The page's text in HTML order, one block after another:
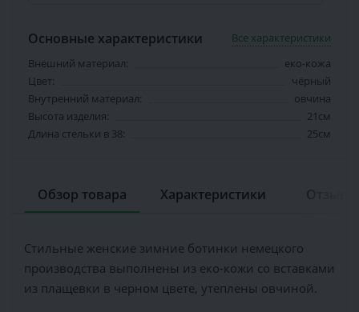
Основные характеристики
Все характеристики
Внешний материал:
еко-кожа
Цвет:
чёрный
Внутренний материал:
овчина
Высота изделия:
21см
Длина стельки в 38:
25см
Обзор товара Характеристики
Стильные женские зимние ботинки немецкого
производства выполнены из еко-кожи со вставками
из плащевки в черном цвете, утеплены овчиной.